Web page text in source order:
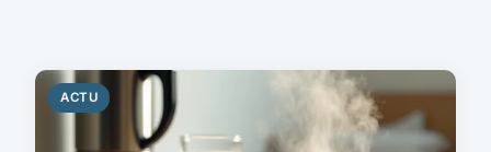
ACTU